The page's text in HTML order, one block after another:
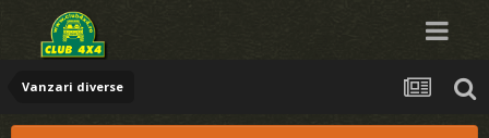
Vanzari diverse